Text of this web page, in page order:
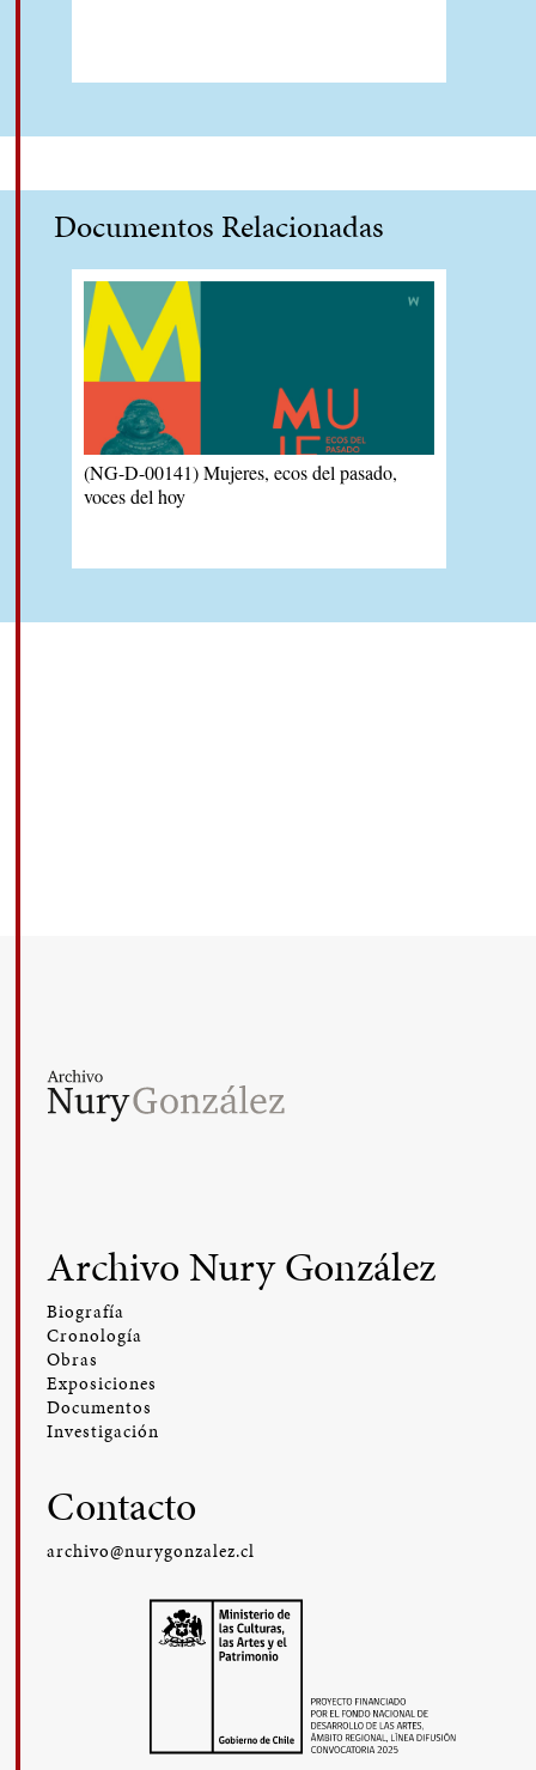
Documentos Relacionadas
(NG-D-00141) Mujeres, ecos del pasado,
voces del hoy
Archivo Nury González
Biografía
Cronología
Obras
Exposiciones
Documentos
Investigación
Contacto
archivo@nurygonzalez.cl